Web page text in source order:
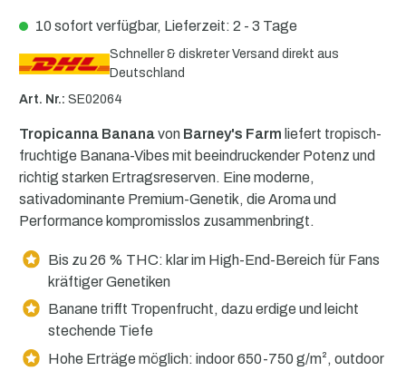
10 sofort verfügbar, Lieferzeit: 2 - 3 Tage
Schneller & diskreter Versand direkt aus
Deutschland
Art. Nr.: SE02064
Tropicanna Bananavon Barney's Farm liefert tropisch-
fruchtige Banana-Vibes mit beeindruckender Potenz und
richtig starken Ertragsreserven. Eine moderne,
sativadominante Premium-Genetik, die Aroma und
Performance kompromisslos zusammenbringt.
Bis zu 26 % THC: klar im High-End-Bereich für Fans
kräftiger Genetiken
Banane trifft Tropenfrucht, dazu erdige und leicht
stechende Tiefe
Hohe Erträge möglich: indoor 650-750 g/m², outdoor